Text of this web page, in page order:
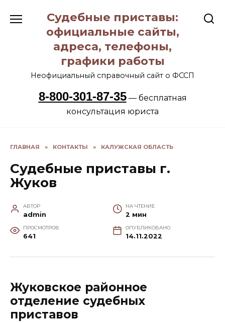
содержанию
Судебные приставы:
официальные сайты,
адреса, телефоны,
графики работы
Неофициальный справочный сайт о ФССП
8-800-301-87-35— бесплатная
консультация юриста
ГЛАВНАЯ » КОНТАКТЫ » КАЛУЖСКАЯ ОБЛАСТЬ
Судебные приставы г.
Жуков
АВТОР
admin
НА ЧТЕНИЕ
2 мин
ПРОСМОТРОВ
641
ОПУБЛИКОВАНО
14.11.2022
Жуковское районное
отделение судебных
приставов